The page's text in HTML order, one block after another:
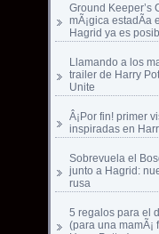
Ground Keeper’s
mÃ¡gica estadÃ­a
Hagrid ya es
Llamando a los
trailer de Harry
Unite
Â¡Por fin! primer
inspiradas en
Sobrevuela el
junto a Hagrid:
rusa
5 regalos para el
(para una mamÃ¡